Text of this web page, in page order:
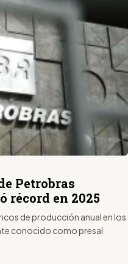
Petrobras
récord en 2025
de producción anual en los
conocido como presal